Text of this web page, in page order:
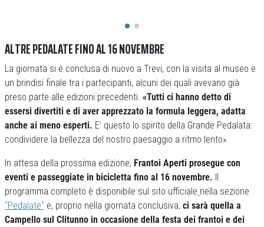
ALTRE PEDALATE FINO AL 16 NOVEMBRE
La giornata si è conclusa di nuovo a Trevi, con la visita al museo e
un brindisi finale tra i partecipanti, alcuni dei quali avevano già
preso parte alle edizioni precedenti. «Tutti ci hanno detto di
essersi divertiti e di aver apprezzato la formula leggera, adatta
anche ai meno esperti. E’ questo lo spirito della Grande Pedalata:
condividere la bellezza del nostro paesaggio a ritmo lento».
In attesa della prossima edizione, Frantoi Aperti prosegue con
eventi e passeggiate in bicicletta fino al 16 novembre.
programma completo è disponibile sul sito ufficiale nella sezione
“Pedalate” e, proprio nella giornata conclusiva, ci sarà quella a
Campello sul Clitunno in occasione della festa dei frantoi e dei